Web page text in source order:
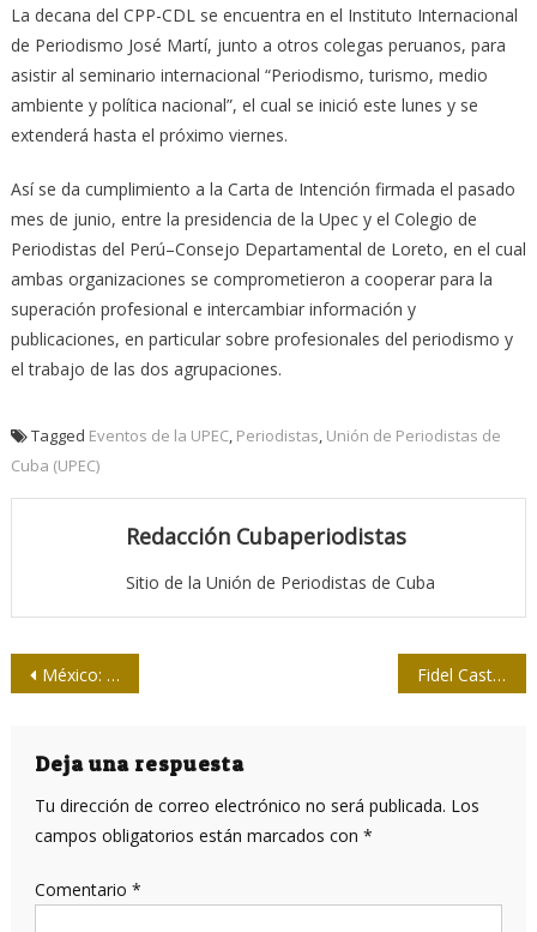
La decana del CPP-CDL se encuentra en el Instituto Internacional
de Periodismo José Martí, junto a otros colegas peruanos, para
asistir al seminario internacional “Periodismo, turismo, medio
ambiente y política nacional”, el cual se inició este lunes y se
extenderá hasta el próximo viernes.
Así se da cumplimiento a la Carta de Intención firmada el pasado
mes de junio, entre la presidencia de la Upec y el Colegio de
Periodistas del Perú–Consejo Departamental de Loreto, en el cual
ambas organizaciones se comprometieron a cooperar para la
superación profesional e intercambiar información y
publicaciones, en particular sobre profesionales del periodismo y
el trabajo de las dos agrupaciones.
Tagged Eventos de la UPEC, Periodistas, Unión de Periodistas de
Cuba (UPEC)
Redacción Cubaperiodistas
Sitio de la Unión de Periodistas de Cuba
Navegación
entradas
México: Asesinan al periodista Nº 12 del año 2016 Fidel Castro: Los que dirigen son hombres y no dioses
Deja una respuesta
Tu dirección de correo electrónico no será publicada. Los
campos obligatorios están marcados con *
Comentario *